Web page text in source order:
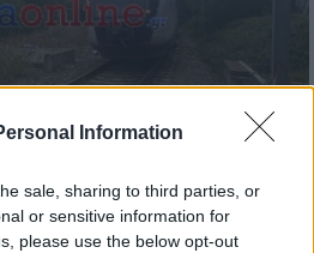
Information
sale, sharing to third parties, or
or sensitive information for
please use the below opt-out
το ΕΘΝΟΣ στη Google